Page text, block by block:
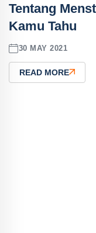
Tentang
Kamu Tahu
30 MAY 2021
READ MORE